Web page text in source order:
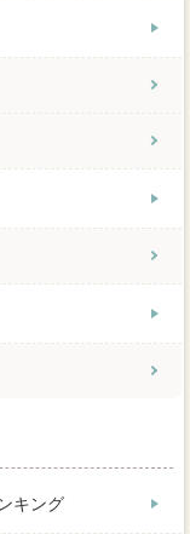
キング